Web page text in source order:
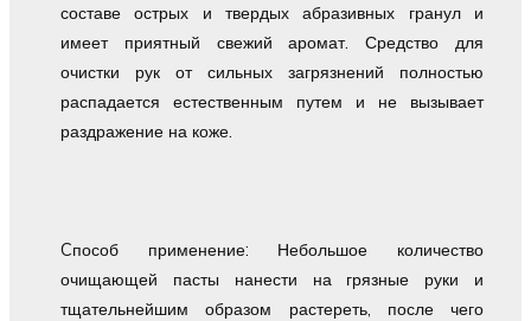
составе острых и твердых абразивных гранул и
имеет приятный свежий аромат. Средство для
очистки рук от сильных загрязнений полностью
распадается естественным путем и не вызывает
раздражение на коже.
Cпособ применение: Небольшое количество
очищающей пасты нанести на грязные руки и
тщательнейшим образом растереть, после чего